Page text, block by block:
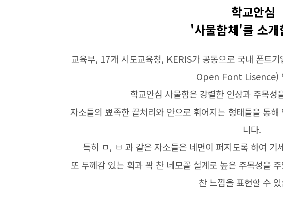
학교안심
'사물함체'를 소개
교육부, 17개 시도교육청, KERIS가 공동으로 국내 폰트
Open Font Lisence)
학교안심 사물함은 강렬한 인상과 주목성
자소들의 뾰족한 끝처리와 안으로 휘어지는 형태들을 통
니다.
특히 ㅁ, ㅂ 과 같은 자소들은 네면이 퍼지도록 하여
또 두께감 있는 획과 꽉 찬 네모꼴 설계로 높은 주목성을
찬 느낌을 표현할 수